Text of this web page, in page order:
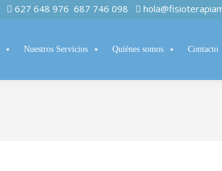
627 648 976 687 746 098
Nuestros Servicios Quiénes somos Contacto